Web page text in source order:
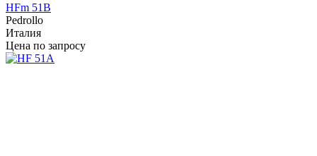
HFm 51B
Pedrollo
Италия
Цена по запросу